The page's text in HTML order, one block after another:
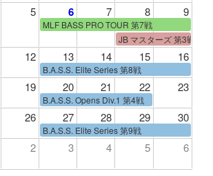
5 6 7 8 9
MLF BASS PRO TOUR 第7戦
JB マスターズ 第3戦
12 13 14 15 16
B.A.S.S. Elite Series 第8戦
19 20 21 22 23
B.A.S.S. Opens Div.1 第4戦
26 27 28 29 30
B.A.S.S. Elite Series 第9戦
2 3 4 5 6